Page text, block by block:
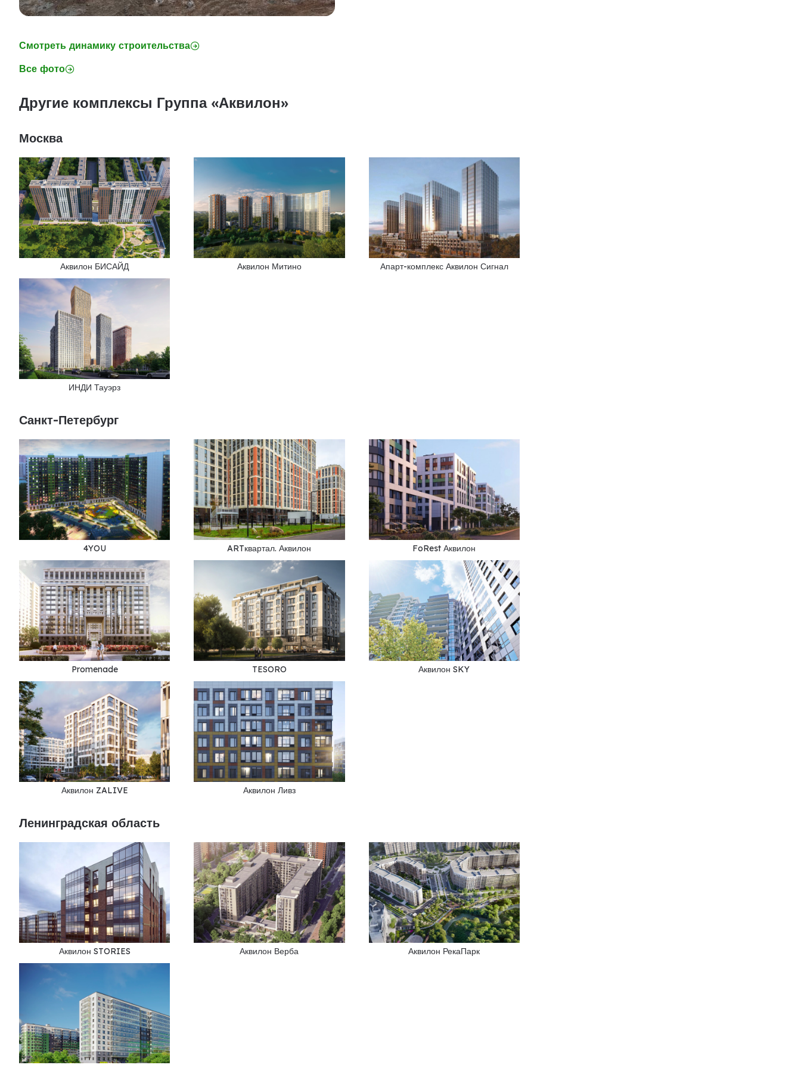
Смотреть динамику строительства
Все фото
Другие комплексы Группа «Аквилон»
Москва
Аквилон БИСАЙД Аквилон Митино Апарт-комплекс Аквилон Сигнал
ИНДИ Тауэрз
Санкт-Петербург
4YOU ARTквартал. Аквилон FoRest Аквилон
Promenade TESORO Аквилон SKY
Аквилон ZALIVE Аквилон Ливз
Ленинградская область
Аквилон STORIES Аквилон Верба Аквилон РекаПарк